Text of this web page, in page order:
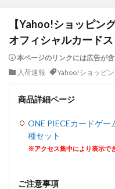
【Yahoo!ショッピン
オフィシャルカード
本ページのリンクには広告が含
入荷速報
Yahoo!ショッピ
商品詳細ページ
ONE PIECEカードゲ
種セット
※アクセス集中により表示で
ご注意事項